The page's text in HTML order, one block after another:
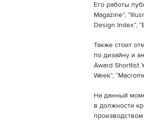
Его работы
Magazine”,
Design Index”,
Также стоит
по дизайну и
Award Shortlist
Week”,
На данный
в должности